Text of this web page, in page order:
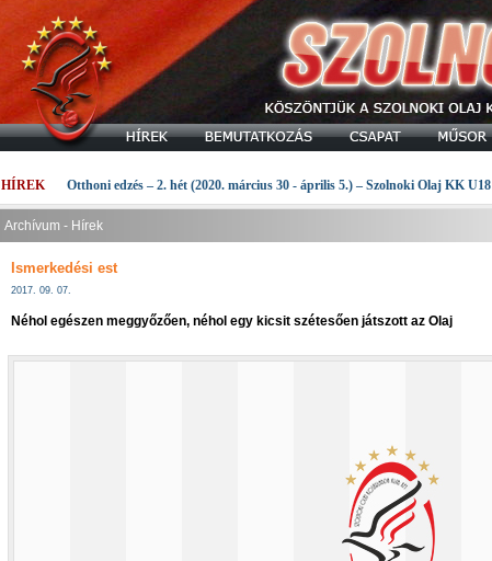
HÍREK Otthoni edzés – 2. hét (2020. március 30 - április 5.) – Szolnoki Olaj KK U18
Archívum - Hírek
Ismerkedési est
2017. 09. 07.
Néhol egészen meggyőzően, néhol egy kicsit szétesően játszott az Olaj